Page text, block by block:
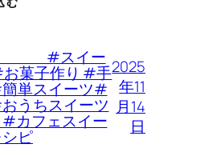
#スイー
菓子作り #手
単スイーツ#
うちスイーツ
カフェスイー
ピ
2025
年11
月14
日